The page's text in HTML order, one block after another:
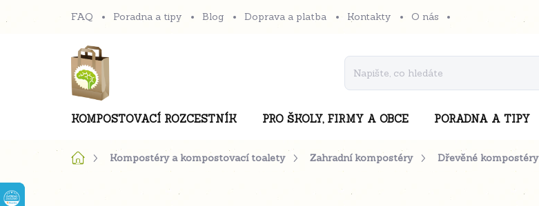
na
FAQ Poradna a tipy Blog Doprava a platba Kontakty O nás
KOMPOSTOVACÍ ROZCESTNÍK PRO ŠKOLY, FIRMY A OBCE PORADNA A TIPY
DomůKompostéry a kompostovací toalety Zahradní kompostéry Dřevěné kompostéry